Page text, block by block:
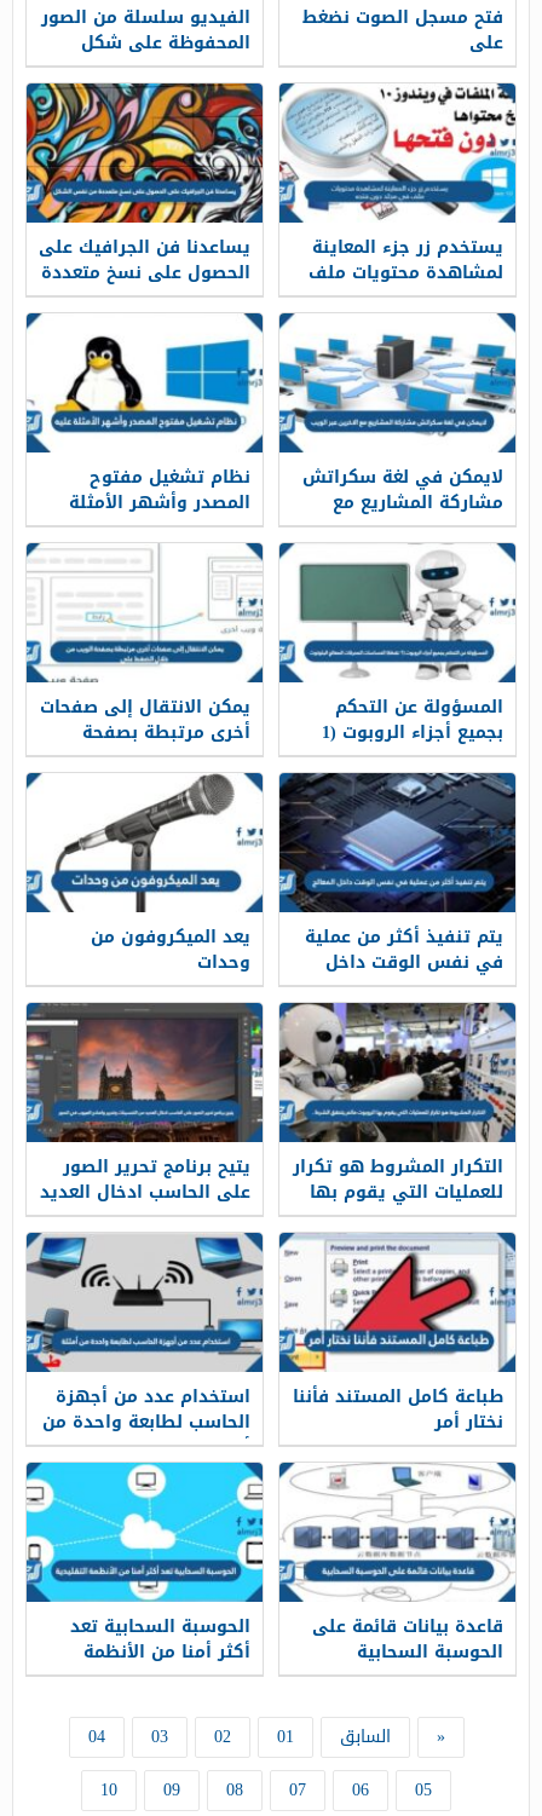
فتح مسجل الصوت نضغط
على
الفيديو سلسلة من الصور
المحفوظة على شكل
بيانات ثنائية يتم تشغيلها
صورة تلو الاخرى
يستخدم زر جزء المعاينة
لمشاهدة محتويات ملف
في مجلد دون فتحه
يساعدنا فن الجرافيك على
الحصول على نسخ متعددة
من نفس الشكل
لايمكن في لغة سكراتش
مشاركة المشاريع مع
الاخرين عبر الويب
نظام تشغيل مفتوح
المصدر وأشهر الأمثلة
عليه
المسؤولة عن التحكم
بجميع أجزاء الروبوت (1
نقطة) الحساسات
المحركات المعالج البلوتوث
يمكن الانتقال إلى صفحات
أخرى مرتبطة بصفحة
الويب من خلال الضغط
على
يتم تنفيذ أكثر من عملية
في نفس الوقت داخل
المعالج
يعد الميكروفون من
وحدات
التكرار المشروط هو تكرار
للعمليات التي يقوم بها
الروبوت مالم يتحقق
الشرط .
يتيح برنامج تحرير الصور
على الحاسب ادخال العديد
من التحسينات وتحرير
واصلاح العيوب في الصور
طباعة كامل المستند فأننا
نختار أمر
استخدام عدد من أجهزة
الحاسب لطابعة واحدة من
أمثلة
قاعدة بيانات قائمة على
الحوسبة السحابية
الحوسبة السحابية تعد
أكثر أمنا من الأنظمة
التقليدية
«
السابق 01
02
03
04
05
06
07
08
09
10